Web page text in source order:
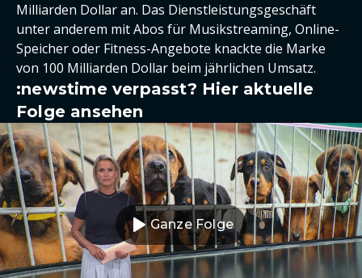
Milliarden Dollar an. Das Dienstleistungsgeschäft
unter anderem mit Abos für Musikstreaming, Online-
Speicher oder Fitness-Angebote knackte die Marke
von 100 Milliarden Dollar beim jährlichen Umsatz.
:newstime verpasst? Hier aktuelle
Folge ansehen
Ganze Folge